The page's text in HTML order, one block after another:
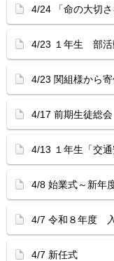
4/24 「命の大切さ
4/23 １年生 部活
4/23 関組様から
4/17 前期生徒総会
4/13 １年生「交通
4/8 始業式～新年
4/7 令和８年度
4/7 新任式